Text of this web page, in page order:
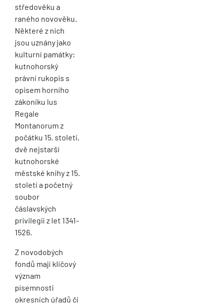
středověku a
raného novověku.
Některé z nich
jsou uznány jako
kulturní památky:
kutnohorský
právní rukopis s
opisem horního
zákoníku Ius
Regale
Montanorum z
počátku 15. století,
dvě nejstarší
kutnohorské
městské knihy z 15.
století a početný
soubor
čáslavských
privilegií z let 1341-
1526.
Z novodobých
fondů mají klíčový
význam
písemnosti
okresních úřadů či